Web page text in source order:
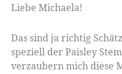
Liebe Michaela!
Das sind ja richtig
speziell der Paisley
verzaubern mich diese